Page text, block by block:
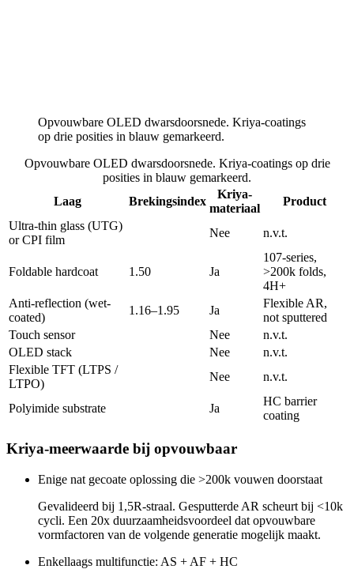
Opvouwbare OLED dwarsdoorsnede. Kriya-coatings
op drie posities in blauw gemarkeerd.
Opvouwbare OLED dwarsdoorsnede. Kriya-coatings op drie
posities in blauw gemarkeerd.
Laag
Brekingsindex
Kriya-
materiaal
Product
Ultra-thin glass (UTG)
or CPI film
Nee n.v.t.
Foldable hardcoat 1.50 Ja
107-series,
>200k folds,
4H+
Anti-reflection (wet-
coated)
1.16–1.95 Ja
Flexible AR,
not sputtered
Touch sensor
Nee
n.v.t.
OLED stack
Nee
n.v.t.
Flexible TFT (LTPS /
LTPO)
Nee n.v.t.
Polyimide substrate Ja
HC barrier
coating
Kriya-meerwaarde bij opvouwbaar
Enige nat gecoate oplossing die >200k vouwen doorstaat
Gevalideerd bij 1,5R-straal. Gesputterde AR scheurt bij <10k
cycli. Een 20x duurzaamheidsvoordeel dat opvouwbare
vormfactoren van de volgende generatie mogelijk maakt.
Enkellaags multifunctie: AS + AF + HC